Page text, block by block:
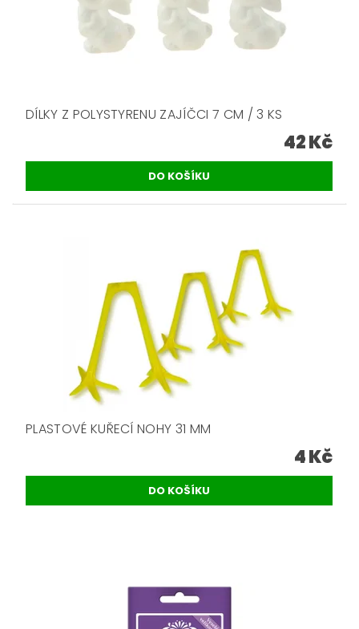
DÍLKY Z POLYSTYRENU ZAJÍČCI 7 CM / 3 KS
42 Kč
PLASTOVÉ KUŘECÍ NOHY 31 MM
4 Kč